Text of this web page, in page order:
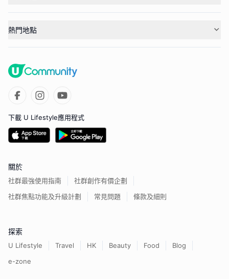
熱門地點
下載 U Lifestyle應用程式
關於
社群最強使用指南
社群創作有價企劃
社群焦點功能及升級計劃
常見問題 條款及細則
探索
U Lifestyle Travel HK Beauty Food
Blog
e-zone